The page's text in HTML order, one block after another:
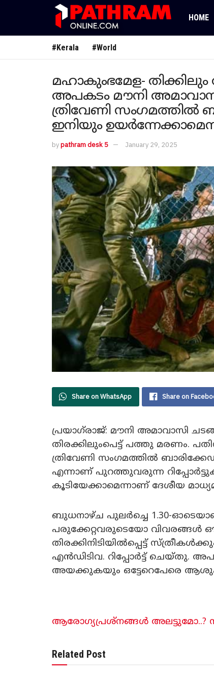
HOME
#Kerala #World
മഹാകുംഭമേള-
അപകടം മൗനി
ത്രിവേണി സംഗമത്തിൽ
ഇനിയും ഉയർന്നേക്കാമെന്ന്
bypathram desk 5 January 29, 2025
Share on WhatsApp Share on
പ്രയാഗ്‌രാജ്‌: മൗനി അമാവാസി
തിരക്കിലുംപെട്ട് പത്തു മരണം.
ത്രിവേണി സംഗമത്തിൽ
എന്നാണ് പുറത്തുവരുന്ന
കൂടിയേക്കാമെന്നാണ് ദേശീയ
ബുധനാഴ്ച പുലർച്ചെ 1.30-
പരുക്കേറ്റവരുടെയോ വിവരങ്ങൾ
തിരക്കിനിടിയിൽപ്പെട്ട്
എൻഡിടിവ. റിപ്പോർട്ട്
അയക്കുകയും ഒട്ടേറെപേരെ
ആരോഗ്യപ്രശ്നങ്ങള്‍ അലട്ടുമോ..?
Related Post